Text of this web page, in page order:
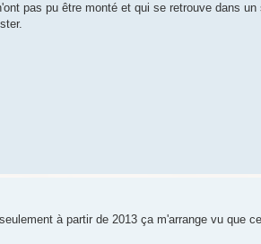
pas pu être monté et qui se retrouve dans un
à partir de 2013 ça m'arrange vu que